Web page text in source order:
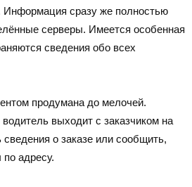
Информация сразу же полностью
серверы. Имеется особенная
сведения обо всех
продумана до мелочей.
выходит с заказчиком на
сведения о заказе или сообщить,
адресу.